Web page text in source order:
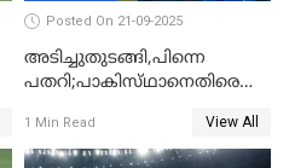
Posted On 21-09-2025
അടിച്ചുതുടങ്ങി,പിന്നെ
പതറി;പാകിസ്‌ഥാനെതിരെ
വിജയലക്ഷ്യം
1 Min Read View All